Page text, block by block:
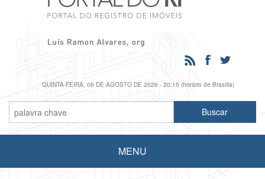
QUINTA-FEIRA, 06 DE AGOSTO DE 2026 - 20:15 (horário de Brasília)
MENU